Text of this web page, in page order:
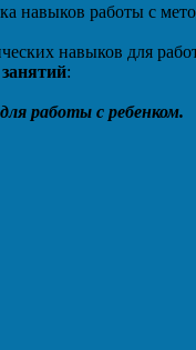
навыков работы с
навыков для
:
работы с ребенком.